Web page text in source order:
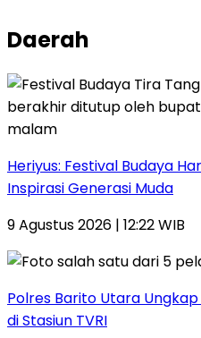
Daerah
Heriyus: Festival Budaya
Inspirasi Generasi Muda
9 Agustus 2026 | 12:22 WIB
Polres Barito Utara
di Stasiun TVRI